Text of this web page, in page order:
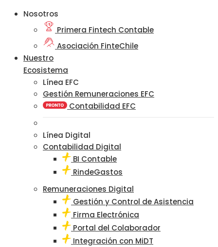
Nosotros
Primera Fintech Contable
Asociación FinteChile
Nuestro
Ecosistema
Línea EFC
Gestión Remuneraciones EFC
Contabilidad EFC
Línea Digital
Contabilidad Digital
BI Contable
RindeGastos
Remuneraciones Digital
Gestión y Control de Asistencia
Firma Electrónica
Portal del Colaborador
Integración con MiDT